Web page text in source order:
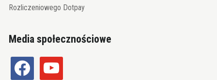
Rozliczeniowego Dotpay
Media społecznościowe
facebook youtube